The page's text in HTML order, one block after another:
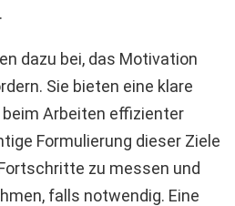
dazu bei, das Motivation
Sie bieten eine klare
Arbeiten effizienter
Formulierung dieser Ziele
zu messen und
falls notwendig. Eine